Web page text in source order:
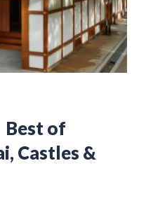
Best of
Castles &